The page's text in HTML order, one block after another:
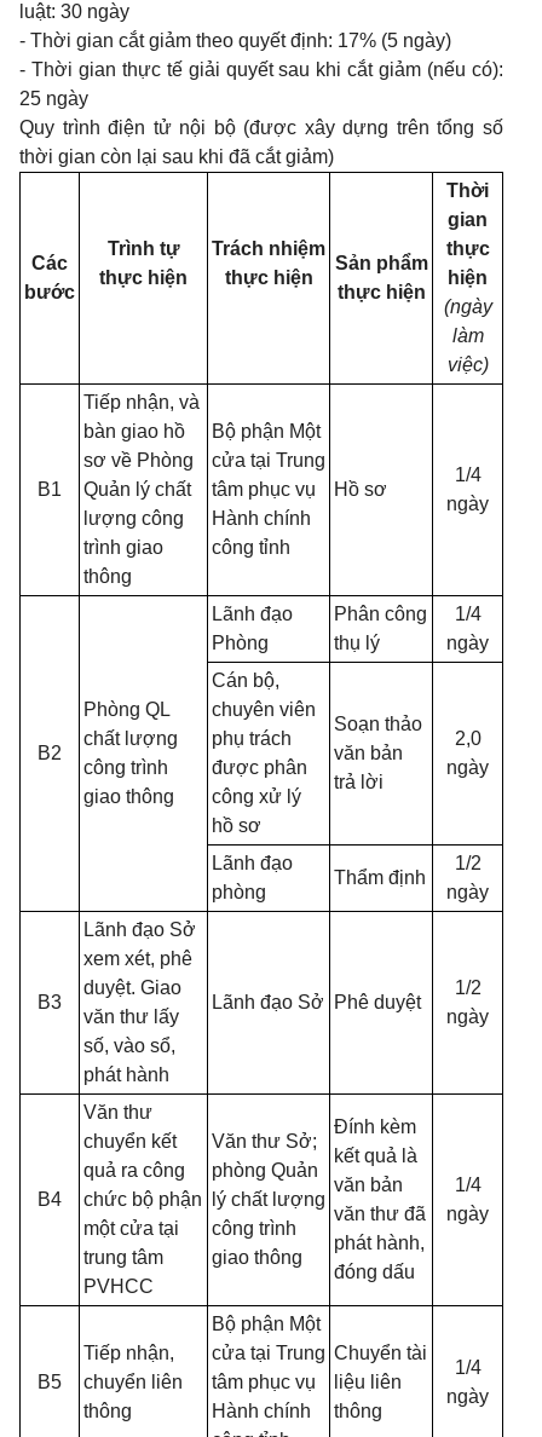
luật: 30 ngày
- Thời gian cắt giảm theo quyết định: 17% (5 ngày)
- Thời gian thực tế giải quyết sau khi cắt giảm (nếu có):
25 ngày
Quy trình điện tử nội bộ (được xây dựng trên tổng số
thời gian còn lại sau khi đã cắt giảm)
Các
bước
Trình tự
thực hiện
Trách nhiệm
thực hiện
Sản phẩm
thực hiện
Thời
gian
thực
hiện
(ngày
làm
việc)
B1
Tiếp nhận, và
bàn giao hồ
sơ về Phòng
Quản lý chất
lượng công
trình giao
thông
Bộ phận Một
cửa tại Trung
tâm phục vụ
Hành chính
công tỉnh
Hồ sơ
1/4
ngày
B2
Phòng QL
chất lượng
công trình
giao thông
Lãnh đạo
Phòng
Phân công
thụ lý
1/4
ngày
Cán bộ,
chuyên viên
phụ trách
được phân
công xử lý
hồ sơ
Soạn thảo
văn bản
trả lời
2,0
ngày
Lãnh đạo
phòng
Thẩm định
1/2
ngày
B3
Lãnh đạo Sở
xem xét, phê
duyệt. Giao
văn thư lấy
số, vào sổ,
phát hành
Lãnh đạo Sở Phê duyệt
1/2
ngày
B4
Văn thư
chuyển kết
quả ra công
chức bộ phận
một cửa tại
trung tâm
PVHCC
Văn thư Sở;
phòng Quản
lý chất lượng
công trình
giao thông
Đính kèm
kết quả là
văn bản
văn thư đã
phát hành,
đóng dấu
1/4
ngày
B5
Tiếp nhận,
chuyển liên
thông
Bộ phận Một
cửa tại Trung
tâm phục vụ
Hành chính
Chuyển tài
liệu liên
thông
1/4
ngày